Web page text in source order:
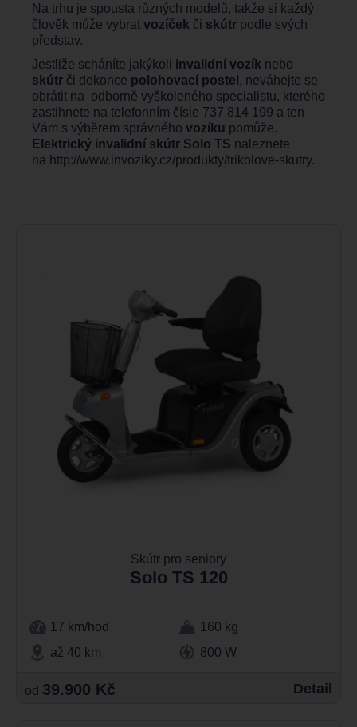
Na trhu je spousta různých modelů, takže si každý
člověk může vybrat vozíček či skútr podle svých
představ.
Jestliže scháníte jakýkoli invalidní vozík nebo
skútr či dokonce polohovací postel , neváhejte se
obrátit na odborně vyškoleného specialistu, kterého
zastihnete na telefonním čísle 737 814 199 a ten
Vám s výběrem správného vozíku pomůže.
Elektrický invalidní skútr Solo TS naleznete
na http://www.invoziky.cz/produkty/trikolove-skutry.
Skútr pro seniory
Solo TS 120
17 km/hod
160 kg
až 40 km
800 W
od 39.900 Kč Detail